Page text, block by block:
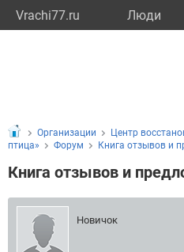
Vrachi77.ru Люди
Организации
Центр
птица»
Форум Книга отзывов и
Книга отзывов и
Новичок